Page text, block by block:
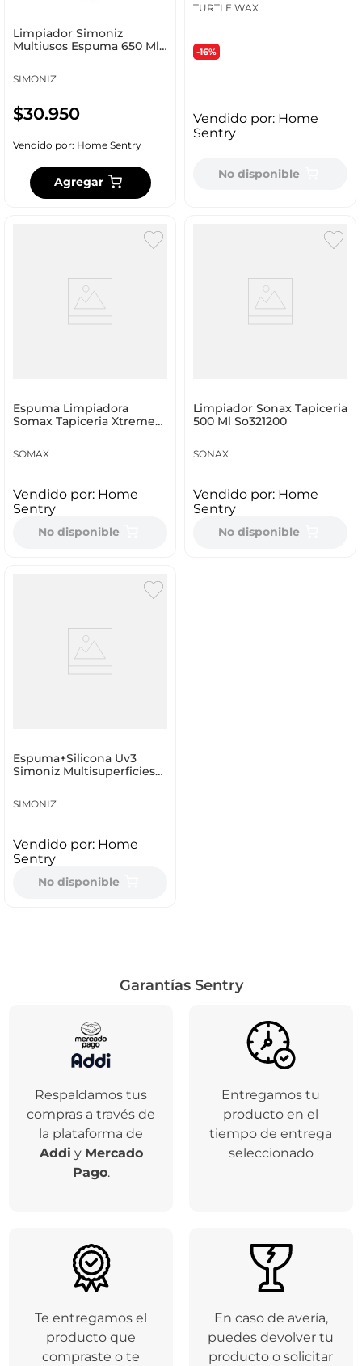
Limpiador Simoniz
Multiusos Espuma 650 Ml
SIMONIZ
$30.950
Vendido por: Home Sentry
Agregar
TURTLE WAX
-16%
Vendido por: Home
Sentry
No disponible
Espuma Limpiadora
Somax Tapiceria Xtreme
SOMAX
Vendido por: Home
Sentry
No disponible
Limpiador Sonax Tapiceria
500 Ml So321200
SONAX
Vendido por: Home
Sentry
No disponible
Espuma+Silicona Uv3
Simoniz Multisuperficies
SIMONIZ
Vendido por: Home
Sentry
No disponible
Garantías Sentry
Respaldamos tus
compras a través de
la plataforma de
Addi y Mercado
Pago.
Entregamos tu
producto en el
tiempo de entrega
seleccionado
Te entregamos el
producto que
compraste o te
En caso de avería,
puedes devolver tu
producto o solicitar